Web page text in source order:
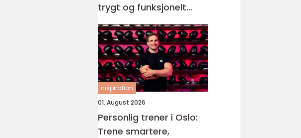
trygt og funksjonelt
våtrom
inspiration
01. August 2026
Personlig trener i Oslo:
Trene smartere,